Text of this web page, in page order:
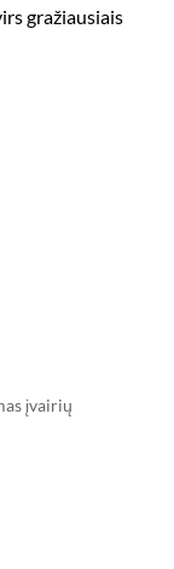
gražiausiais
įvairių